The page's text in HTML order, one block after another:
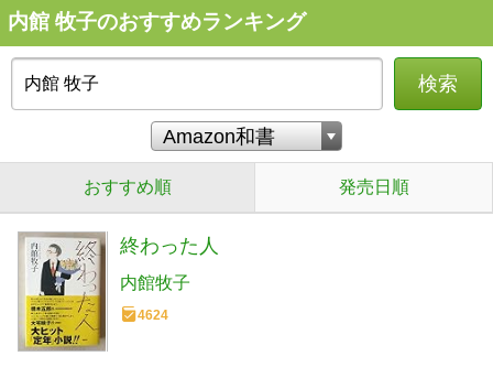
内館 牧子のおすすめランキング
検索
おすすめ順 発売日順
終わった人
内館牧子
4624